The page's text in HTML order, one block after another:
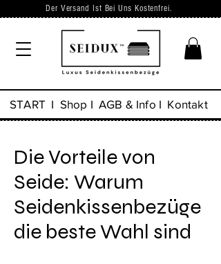
STARTI Shop IAGB & Info I Kontakt
Der Versand Ist Bei Uns Kostenfrei.
Die Vorteile von
Seide: Warum
Seidenkissenbezüge
die beste Wahl sind